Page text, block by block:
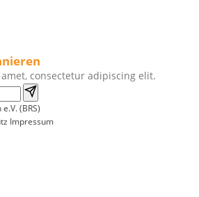
consectetur adipiscing elit.
(BRS)
Impressum